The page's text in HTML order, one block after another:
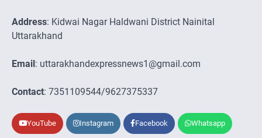
Address: Kidwai Nagar Haldwani District Nainital
Uttarakhand
Email: uttarakhandexpressnews1@gmail.com
Contact: 7351109544/9627375337
YouTube Instagram Facebook Whatsapp